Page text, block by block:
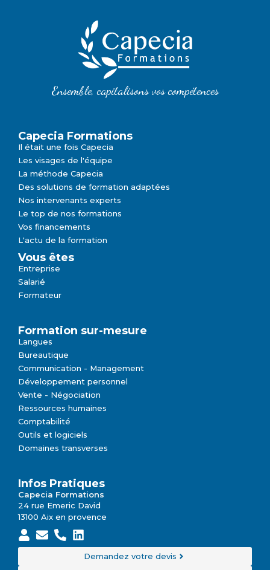
Ensemble, capitalisons vos compétences
Capecia Formations
Il était une fois Capecia
Les visages de l'équipe
La méthode Capecia
Des solutions de formation adaptées
Nos intervenants experts
Le top de nos formations
Vos financements
L'actu de la formation
Vous êtes
Entreprise
Salarié
Formateur
Formation sur-mesure
Langues
Bureautique
Communication - Management
Développement personnel
Vente - Négociation
Ressources humaines
Comptabilité
Outils et logiciels
Domaines transverses
Infos Pratiques
Capecia Formations
24 rue Emeric David
13100 Aix en provence
Demandez votre devis